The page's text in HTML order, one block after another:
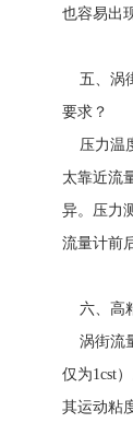
也容易出
五、涡
要求？
压力温
太靠近流
异。压力
流量计前
六、高
涡街流
仅为1cst
其运动粘